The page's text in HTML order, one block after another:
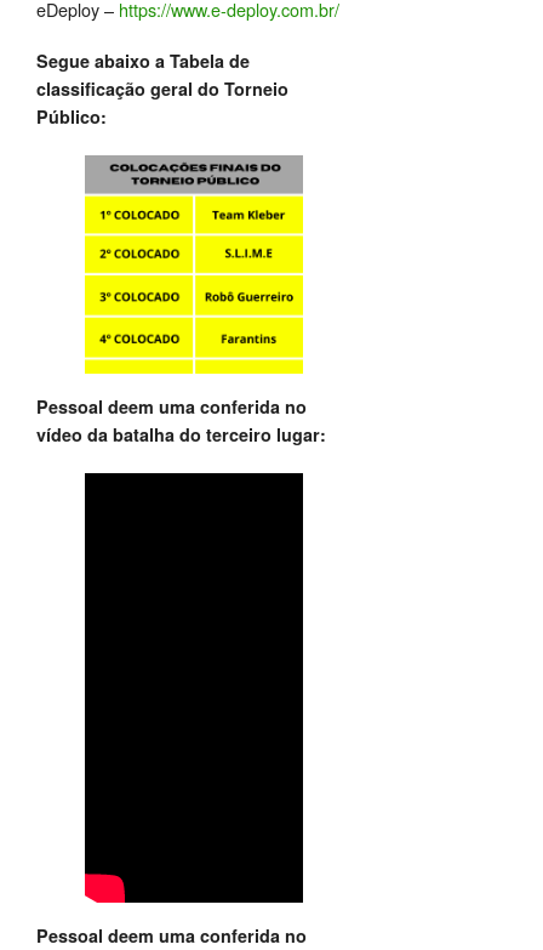
eDeploy – https://www.e-deploy.com.br/
Segue abaixo a Tabela de
classificação geral do Torneio
Público:
Pessoal deem uma conferida no
vídeo da batalha do terceiro lugar:
Pessoal deem uma conferida no